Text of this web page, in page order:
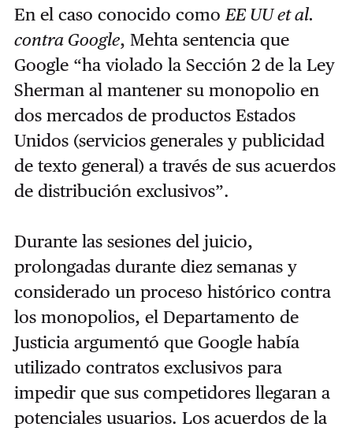
En el caso conocido como EE UU et al.
contra Google, Mehta sentencia que
Google “ha violado la Sección 2 de la Ley
Sherman al mantener su monopolio en
dos mercados de productos Estados
Unidos (servicios generales y publicidad
de texto general) a través de sus acuerdos
de distribución exclusivos”.
Durante las sesiones del juicio,
prolongadas durante diez semanas y
considerado un proceso histórico contra
los monopolios, el Departamento de
Justicia argumentó que Google había
utilizado contratos exclusivos para
impedir que sus competidores llegaran a
potenciales usuarios. Los acuerdos de la